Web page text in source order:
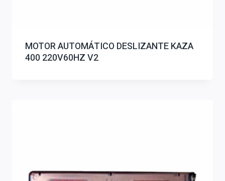
MOTOR AUTOMÁTICO DESLIZANTE KAZA
400 220V60HZ V2